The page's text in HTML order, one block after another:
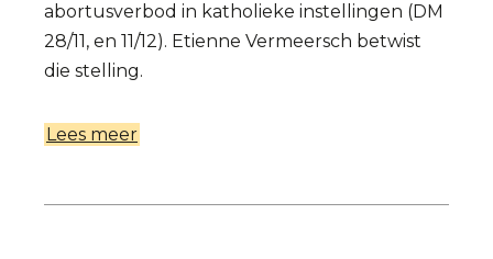
abortusverbod in katholieke instellingen (DM
28/11, en 11/12). Etienne Vermeersch betwist
die stelling.
Lees meer